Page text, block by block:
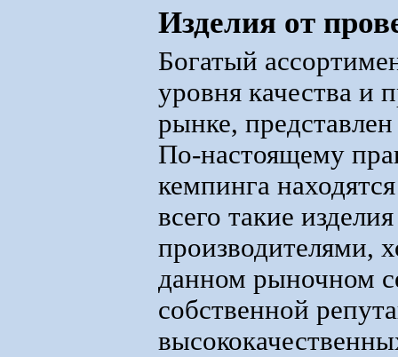
Изделия от
Богатый
уровня качества и
рынке,
По-настоящему
кемпинга
всего такие
производителями,
данном рыночном
собственной